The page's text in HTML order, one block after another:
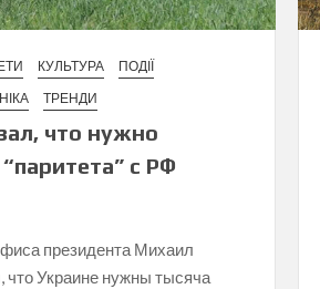
КУЛЬТУРА
ПОДІЇ
ТРЕНДИ
что нужно
с РФ
президента Михаил
что Украине нужны тысяча